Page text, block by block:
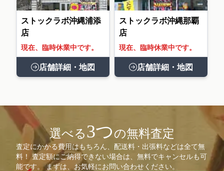
ストックラボ沖縄浦添
店
現在、臨時休業中です。
店舗詳細・地図
ストックラボ沖縄那覇
店
現在、臨時休業中です。
店舗詳細・地図
選べる3つの無料査定
査定にかかる費用はもちろん、配送料・出張料などは全て無
料！ 査定額にご納得できない場合は、無料でキャンセルも可
能です。 まずは、お気軽にお問い合わせください。